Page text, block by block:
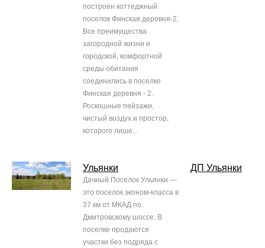
построен коттеджный
поселок Финская деревня-2.
Все преимущества
загородной жизни и
городской, комфортной
среды обитания
соединились в поселке
Финская деревня - 2.
Роскошные пейзажи,
чистый воздух и простор,
которого лише...
Ульянки
Дачный Поселок Ульянки —
это поселок эконом-класса в
37 км от МКАД по
Дмитровскому шоссе. В
поселке продаются
участки без подряда с
ДП Ульянки